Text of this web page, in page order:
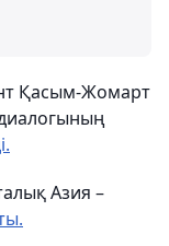
Қасым-Жомарт
Азия –